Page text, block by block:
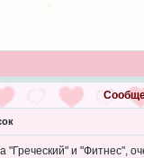
"Греческий" и "Фитнес",